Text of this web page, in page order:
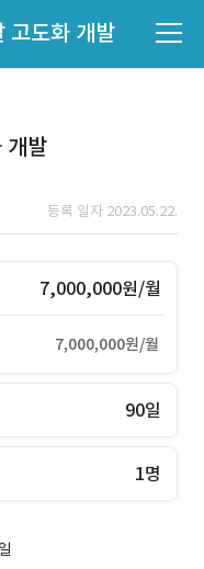
고도화 개발
개발
등록 일자 2023.05.22.
7,000,000원/월
7,000,000원/월
90일
1명